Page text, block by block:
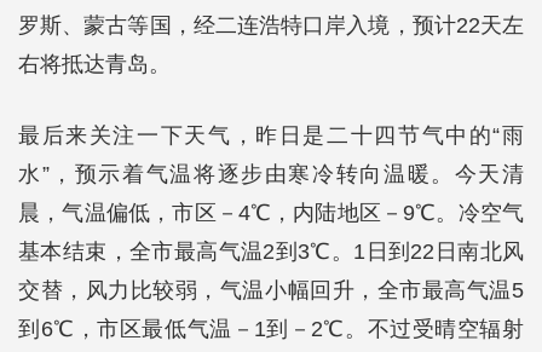
罗斯、蒙古等国，经二连浩特口岸入境，预计22天左
右将抵达青岛。
最后来关注一下天气，昨日是二十四节气中的“雨
水”，预示着气温将逐步由寒冷转向温暖。今天清
晨，气温偏低，市区－4℃，内陆地区－9℃。冷空气
基本结束，全市最高气温2到3℃。1日到22日南北风
交替，风力比较弱，气温小幅回升，全市最高气温5
到6℃，市区最低气温－1到－2℃。不过受晴空辐射